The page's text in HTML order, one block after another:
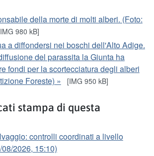
della morte di molti alberi. (Foto:
980 kB]
a diffondersi nei boschi dell'Alto Adige.
del parassita la Giunta ha
fondi per la scortecciatura degli alberi
Foreste) »
[IMG 950 kB]
stampa di questa
controlli coordinati a livello
2026, 15:10)